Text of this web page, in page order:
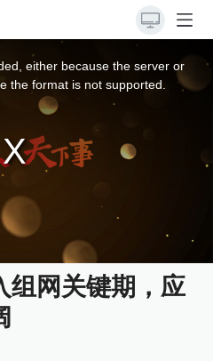
either because the server or
the format is not supported.
组网关键期，应